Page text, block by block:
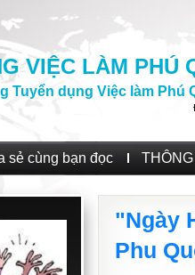
VIỆC LÀM PHÚ
Tuyển dụng Việc làm Phú
sẻ cùng bạn đọc
"Ngày
Phu